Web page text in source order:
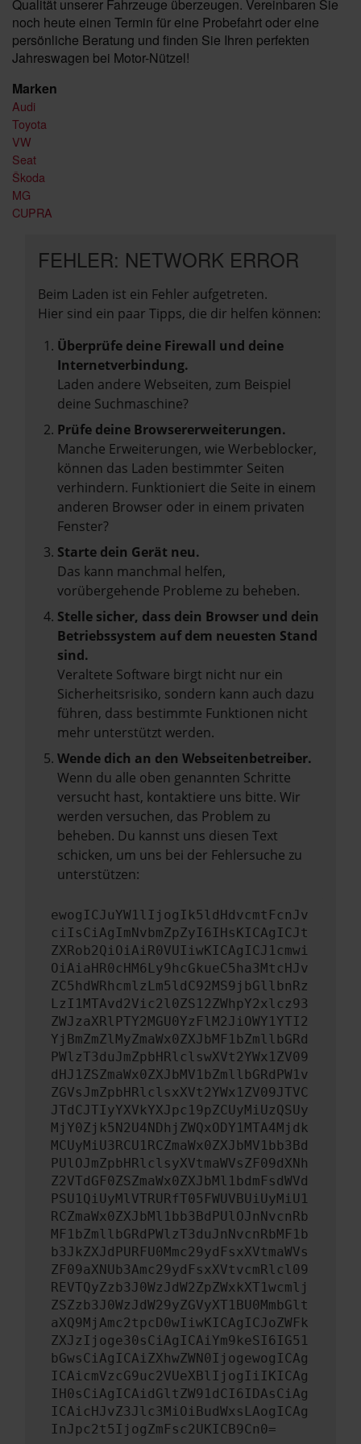
Qualität unserer Fahrzeuge überzeugen. Vereinbaren Sie
noch heute einen Termin für eine Probefahrt oder eine
persönliche Beratung und finden Sie Ihren perfekten
Jahreswagen bei Motor-Nützel!
Marken
Audi
Toyota
VW
Seat
Škoda
MG
CUPRA
FEHLER: NETWORK ERROR
Beim Laden ist ein Fehler aufgetreten.
Hier sind ein paar Tipps, die dir helfen können:
Überprüfe deine Firewall und deine
Internetverbindung.
Laden andere Webseiten, zum Beispiel
deine Suchmaschine?
Prüfe deine Browsererweiterungen.
Manche Erweiterungen, wie Werbeblocker,
können das Laden bestimmter Seiten
verhindern. Funktioniert die Seite in einem
anderen Browser oder in einem privaten
Fenster?
Starte dein Gerät neu.
Das kann manchmal helfen,
vorübergehende Probleme zu beheben.
Stelle sicher, dass dein Browser und dein
Betriebssystem auf dem neuesten Stand
sind.
Veraltete Software birgt nicht nur ein
Sicherheitsrisiko, sondern kann auch dazu
führen, dass bestimmte Funktionen nicht
mehr unterstützt werden.
Wende dich an den Webseitenbetreiber.
Wenn du alle oben genannten Schritte
versucht hast, kontaktiere uns bitte. Wir
werden versuchen, das Problem zu
beheben. Du kannst uns diesen Text
schicken, um uns bei der Fehlersuche zu
unterstützen:
ewogICJuYW1lIjogIk5ldHdvcmtFcnJv
ciIsCiAgImNvbmZpZyI6IHsKICAgICJt
ZXRob2QiOiAiR0VUIiwKICAgICJ1cmwi
OiAiaHR0cHM6Ly9hcGkueC5ha3MtcHJv
ZC5hdWRhcmlzLm5ldC92MS9jbGllbnRz
LzI1MTAvd2Vic2l0ZS12ZWhpY2xlcz93
ZWJzaXRlPTY2MGU0YzFlM2JiOWY1YTI2
YjBmZmZlMyZmaWx0ZXJbMF1bZmllbGRd
PWlzT3duJmZpbHRlclswXVt2YWx1ZV09
dHJ1ZSZmaWx0ZXJbMV1bZmllbGRdPW1v
ZGVsJmZpbHRlclsxXVt2YWx1ZV09JTVC
JTdCJTIyYXVkYXJpc19pZCUyMiUzQSUy
MjY0Zjk5N2U4NDhjZWQxODY1MTA4Mjdk
MCUyMiU3RCU1RCZmaWx0ZXJbMV1bb3Bd
PUlOJmZpbHRlclsyXVtmaWVsZF09dXNh
Z2VTdGF0ZSZmaWx0ZXJbMl1bdmFsdWVd
PSU1QiUyMlVTRURfT05FWUVBUiUyMiU1
RCZmaWx0ZXJbMl1bb3BdPUlOJnNvcnRb
MF1bZmllbGRdPWlzT3duJnNvcnRbMF1b
b3JkZXJdPURFU0Mmc29ydFsxXVtmaWVs
ZF09aXNUb3Amc29ydFsxXVtvcmRlcl09
REVTQyZzb3J0WzJdW2ZpZWxkXT1wcmlj
ZSZzb3J0WzJdW29yZGVyXT1BU0MmbGlt
aXQ9MjAmc2tpcD0wIiwKICAgICJoZWFk
ZXJzIjoge30sCiAgICAiYm9keSI6IG51
bGwsCiAgICAiZXhwZWN0IjogewogICAg
ICAicmVzcG9uc2VUeXBlIjogIiIKICAg
IH0sCiAgICAidGltZW91dCI6IDAsCiAg
ICAicHJvZ3Jlc3MiOiBudWxsLAogICAg
InJpc2t5IjogZmFsc2UKICB9Cn0=